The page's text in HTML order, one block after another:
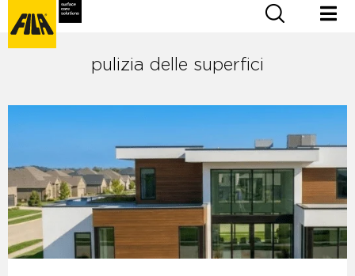
pulizia delle superfici